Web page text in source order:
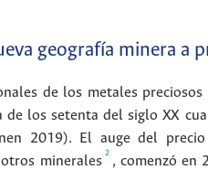
geografía minera a
de los metales
de los setenta del siglo XX
2019). El auge del
minerales
2
, comenzó en